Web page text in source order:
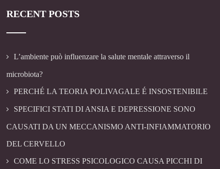
RECENT POSTS
L’ambiente può influenzare la salute mentale attraverso il
microbiota?
PERCHÉ LA TEORIA POLIVAGALE É INSOSTENIBILE
SPECIFICI STATI DI ANSIA E DEPRESSIONE SONO
CAUSATI DA UN MECCANISMO ANTI-INFIAMMATORIO
DEL CERVELLO
COME LO STRESS PSICOLOGICO CAUSA PICCHI DI